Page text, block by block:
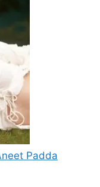
Padda